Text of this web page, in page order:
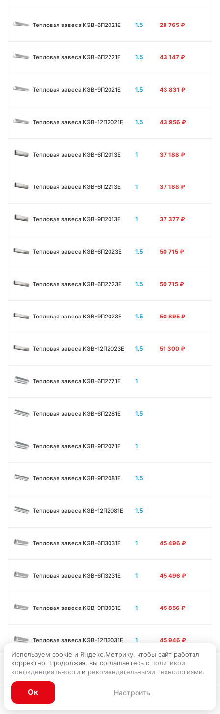
Главная
Тепловая завеса КЭВ-6П2021E 1.5 28 765 ₽
Тепловая завеса КЭВ-6П2221E 1.5 43 147 ₽
Тепловая завеса КЭВ-9П2021E 1.5 43 831 ₽
Тепловая завеса КЭВ-12П2021E 1.5 43 956 ₽
Тепловая завеса КЭВ-6П2013E 1 37 188 ₽
Тепловая завеса КЭВ-6П2213Е 1 37 188 ₽
Тепловая завеса КЭВ-9П2013E 1 37 377 ₽
Тепловая завеса КЭВ-6П2023E 1.5 50 715 ₽
Тепловая завеса КЭВ-6П2223E 1.5 50 715 ₽
Тепловая завеса КЭВ-9П2023E 1.5 50 895 ₽
Тепловая завеса КЭВ-12П2023E 1.5 51 300 ₽
Тепловая завеса КЭВ-6П2271E 1
Тепловая завеса КЭВ-6П2281E 1.5
Тепловая завеса КЭВ-9П2071E 1
Тепловая завеса КЭВ-9П2081E 1.5
Тепловая завеса КЭВ-12П2081E 1.5
Тепловая завеса КЭВ-6П3031E 1 45 496 ₽
Тепловая завеса КЭВ-6П3231E 1 45 496 ₽
Тепловая завеса КЭВ-9П3031E 1 45 856 ₽
Тепловая завеса КЭВ-12П3031E 1 45 946 ₽
Тепловая завеса КЭВ-9П3011E 1.5 56 295₽
Тепловая завеса КЭВ-12П3011E
Используем cookie и Яндекс.Метрику, чтобы сайт работал
корректно. Продолжая, вы соглашаетесь с политикой
конфиденциальности и рекомендательными технологиями.
Ок Настроить
Запросить цену